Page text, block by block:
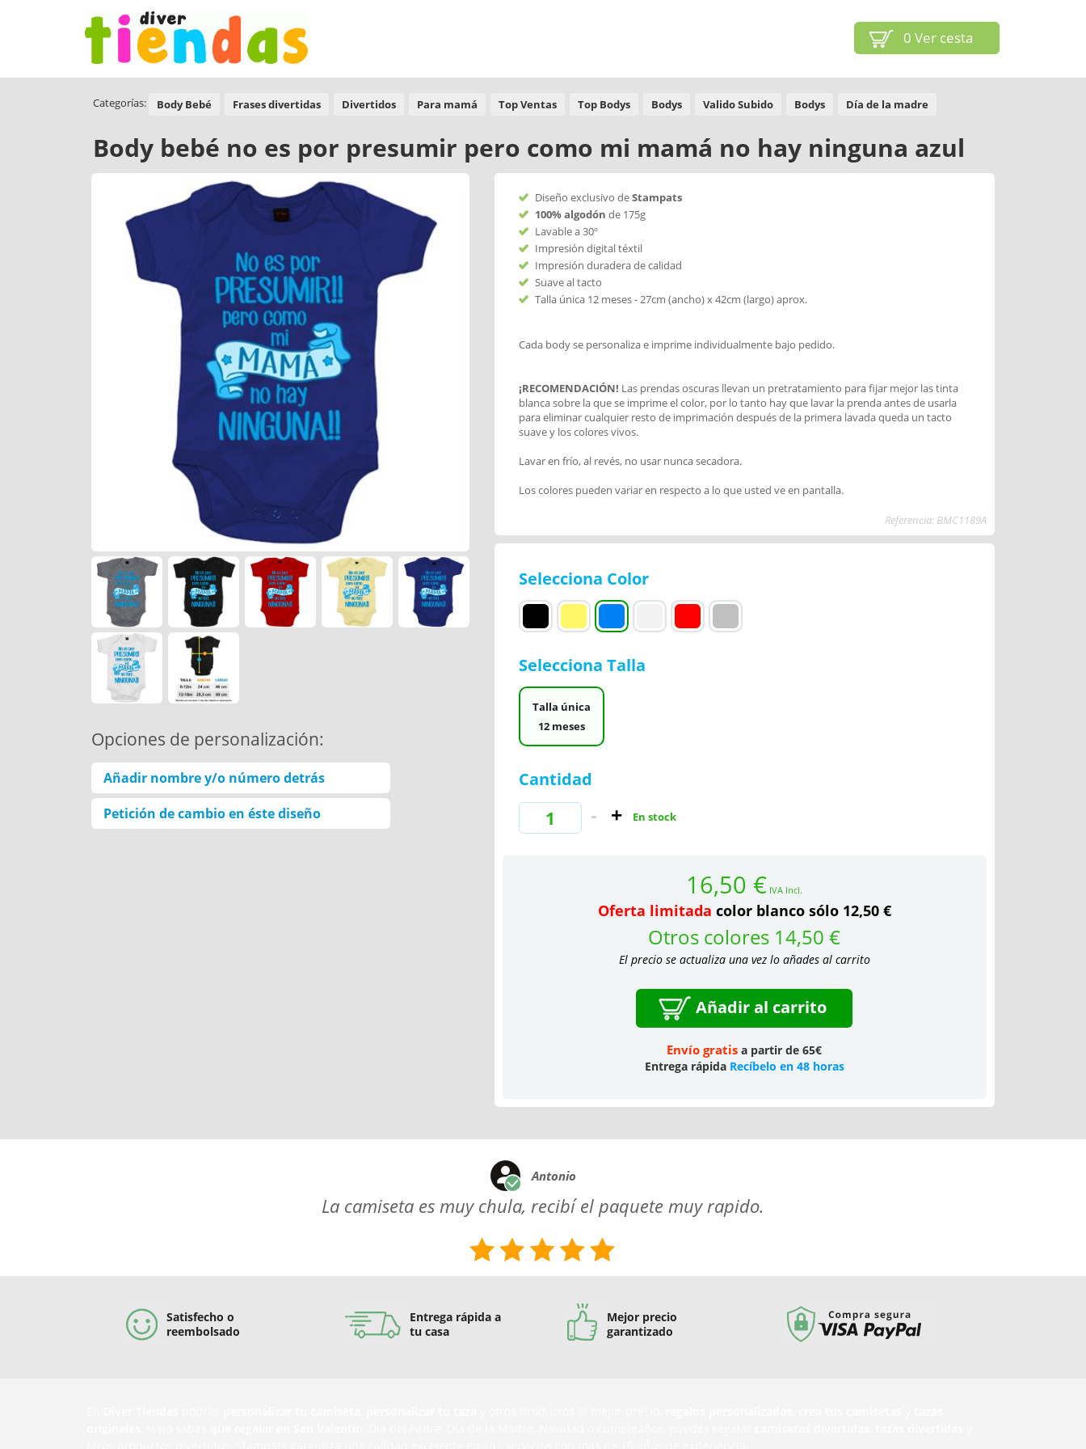
0 Ver cesta
Categorías: Body Bebé Frases divertidas Divertidos Para mamá Top Ventas Top Bodys Bodys Valido Subido Bodys Día de la madre
Body bebé no es por presumir pero como mi mamá no hay ninguna azul
Opciones de personalización:
Añadir nombre y/o número detrás
Petición de cambio en éste diseño
Diseño exclusivo deStampats
100% algodón de 175g
Lavable a 30º
Impresión digital téxtil
Impresión duradera de calidad
Suave al tacto
Talla única 12 meses - 27cm (ancho) x 42cm (largo) aprox.
Cada body se personaliza e imprime individualmente bajo pedido.
¡RECOMENDACIÓN! Las prendas oscuras llevan un pretratamiento para fijar mejor las tinta
blanca sobre la que se imprime el color, por lo tanto hay que lavar la prenda antes de usarla
para eliminar cualquier resto de imprimación después de la primera lavada queda un tacto
suave y los colores vivos.
Lavar en frío, al revés, no usar nunca secadora.
Los colores pueden variar en respecto a lo que usted ve en pantalla.
Referencia: BMC1189A
Selecciona Color
Selecciona Talla
Talla única
12 meses
Cantidad
En stock
16,50 € IVA Incl.
Oferta limitada color blanco sólo 12,50 €
Otros colores 14,50 €
El precio se actualiza una vez lo añades al carrito
Añadir al carrito
Envío gratis a partir de 65€
Entrega rápida Recíbelo en 48 horas
Antonio
La camiseta es muy chula, recibí el paquete muy rapido.
Satisfecho o
reembolsado
Entrega rápida a
tu casa
Mejor precio
garantizado